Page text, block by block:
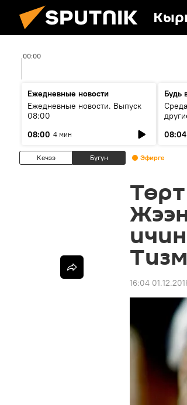
00:00
Ежедневные новости
Ежедневные новости. Выпуск
08:00
08:00 4 мин
Будь
08:04
Кечээ Бүгүн Эфирге
16:04